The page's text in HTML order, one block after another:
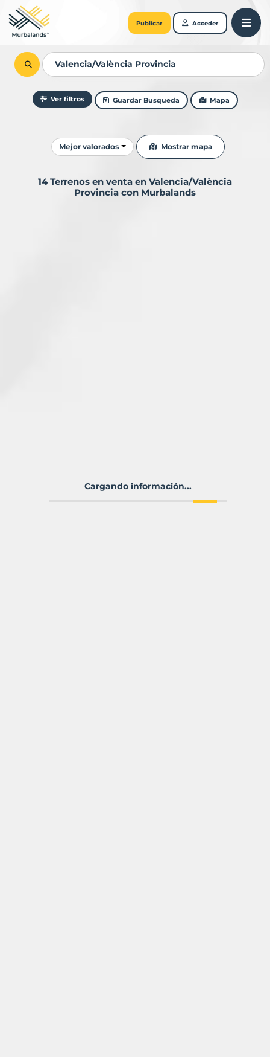
Publicar Acceder
Ver filtros Guardar Busqueda Mapa
Ordenar resultados
Mejor valorados Mostrar mapa
14 Terrenos en venta en Valencia/València
Provincia con Murbalands
Cargando información...